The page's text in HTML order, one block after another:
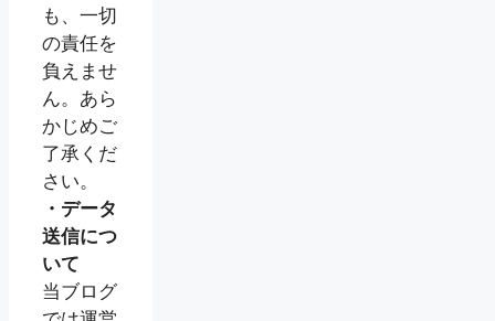
も、一切
の責任を
負えませ
ん。あら
かじめご
了承くだ
さい。
・データ
送信につ
いて
当ブログ